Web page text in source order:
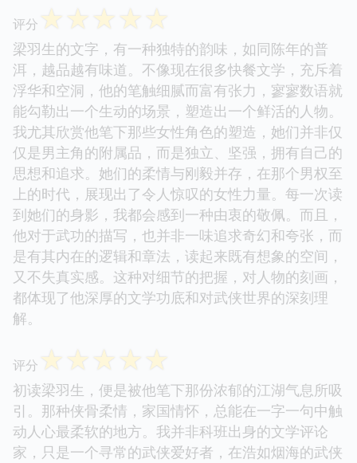
评分 ☆☆☆☆☆
梁羽生的文字，有一种独特的韵味，如同陈年的普
洱，越品越有味道。不像现在很多快餐文学，充斥着
浮华和空洞，他的笔触细腻而富有张力，寥寥数语就
能勾勒出一个生动的场景，塑造出一个鲜活的人物。
我尤其欣赏他笔下那些女性角色的塑造，她们并非仅
仅是男主角的附属品，而是独立、坚强，拥有自己的
思想和追求。她们的柔情与刚毅并存，在那个男权至
上的时代，展现出了令人惊叹的女性力量。每一次读
到她们的身影，我都会感到一种由衷的敬佩。而且，
他对于武功的描写，也并非一味追求奇幻和夸张，而
是有其内在的逻辑和章法，读起来既有想象的空间，
又不失真实感。这种对细节的把握，对人物的刻画，
都体现了他深厚的文学功底和对武侠世界的深刻理
解。
评分 ☆☆☆☆☆
初读梁羽生，便是被他笔下那份浓郁的江湖气息所吸
引。那种侠骨柔情，家国情怀，总能在一字一句中触
动人心最柔软的地方。我并非科班出身的文学评论
家，只是一个寻常的武侠爱好者，在浩如烟海的武侠